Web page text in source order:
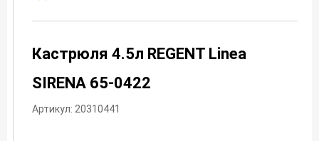
Кастрюля 4.5л REGENT Linea
SIRENA 65-0422
Артикул: 20310441